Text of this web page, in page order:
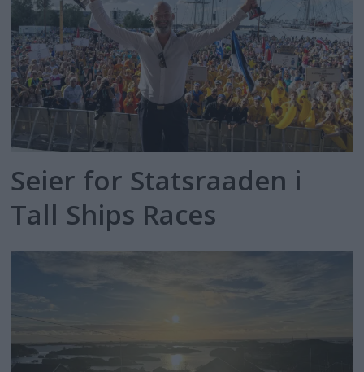
Seier for Statsraaden i
Tall Ships Races